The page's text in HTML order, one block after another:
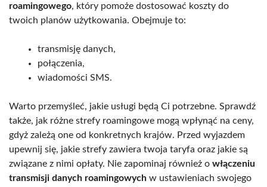
roamingowego, który pomoże dostosować koszty do
twoich planów użytkowania. Obejmuje to:
transmisję danych,
połączenia,
wiadomości SMS.
Warto przemyśleć, jakie usługi będą Ci potrzebne. Sprawdź
także, jak różne strefy roamingowe mogą wpłynąć na ceny,
gdyż zależą one od konkretnych krajów. Przed wyjazdem
upewnij się, jakie strefy zawiera twoja taryfa oraz jakie są
związane z nimi opłaty. Nie zapominaj również o włączeniu
transmisji danych roamingowych w ustawieniach swojego